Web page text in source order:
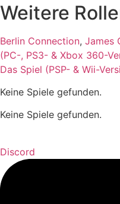
Weitere
Berlin Connection, James
(PC-, PS3- & Xbox 360-
Das Spiel (PSP- & Wii-
Keine Spiele gefunden.
Keine Spiele gefunden.
Discord